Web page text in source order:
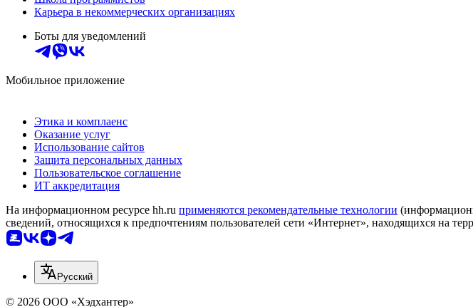
Карьера в некоммерческих организациях
Боты для уведомлений
Мобильное приложение
Этика и комплаенс
Оказание услуг
Использование сайтов
Защита персональных данных
Пользовательское соглашение
ИТ аккредитация
На информационном ресурсе hh.ru применяются рекомендательные технологии
сведений, относящихся к предпочтениям пользователей сети «Интернет», находящихся на
Русский
© 2026 ООО «Хэдхантер»